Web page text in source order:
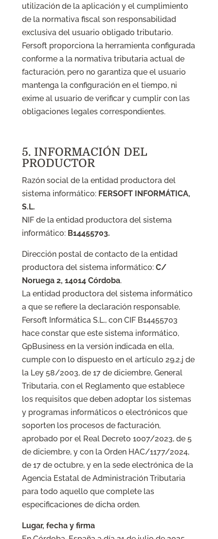
utilización de la aplicación y el cumplimiento
de la normativa fiscal son responsabilidad
exclusiva del usuario obligado tributario.
Fersoft proporciona la herramienta configurada
conforme a la normativa tributaria actual de
facturación, pero no garantiza que el usuario
mantenga la configuración en el tiempo, ni
exime al usuario de verificar y cumplir con las
obligaciones legales correspondientes.
5. INFORMACIÓN DEL
PRODUCTOR
Razón social de la entidad productora del
sistema informático: FERSOFT INFORMÁTICA,
S.L.
NIF de la entidad productora del sistema
informático: B14455703.
Dirección postal de contacto de la entidad
productora del sistema informático: C/
Noruega 2, 14014 Córdoba.
La entidad productora del sistema informático
a que se refiere la declaración responsable,
Fersoft Informática S.L., con CIF B14455703
hace constar que este sistema informático,
GpBusiness en la versión indicada en ella,
cumple con lo dispuesto en el artículo 29.2.j de
la Ley 58/2003, de 17 de diciembre, General
Tributaria, con el Reglamento que establece
los requisitos que deben adoptar los sistemas
y programas informáticos o electrónicos que
soporten los procesos de facturación,
aprobado por el Real Decreto 1007/2023, de 5
de diciembre, y con la Orden HAC/1177/2024,
de 17 de octubre, y en la sede electrónica de la
Agencia Estatal de Administración Tributaria
para todo aquello que complete las
especificaciones de dicha orden.
Lugar, fecha y firma